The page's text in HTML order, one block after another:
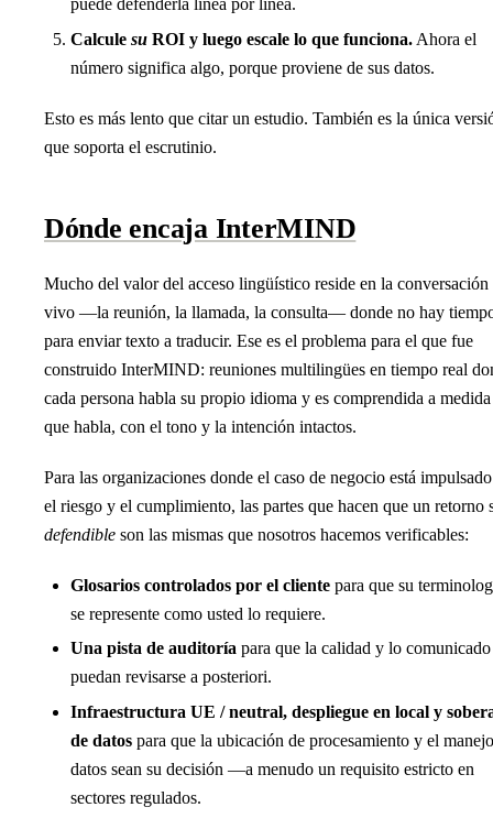
puede defenderla línea por línea.
Calcule su ROI y luego escale lo que funciona. Ahora el
número significa algo, porque proviene de sus datos.
Esto es más lento que citar un estudio. También es la única
que soporta el escrutinio.
Dónde encaja InterMIND
Mucho del valor del acceso lingüístico reside en la conversación
vivo —la reunión, la llamada, la consulta— donde no hay
para enviar texto a traducir. Ese es el problema para el que fue
construido InterMIND: reuniones multilingües en tiempo real
cada persona habla su propio idioma y es comprendida a medida
que habla, con el tono y la intención intactos.
Para las organizaciones donde el caso de negocio está
el riesgo y el cumplimiento, las partes que hacen que un retorno
defendible son las mismas que nosotros hacemos verificables:
Glosarios controlados por el cliente para que su
se represente como usted lo requiere.
Una pista de auditoría para que la calidad y lo comunicado
puedan revisarse a posteriori.
Infraestructura UE / neutral, despliegue en local y
de datos para que la ubicación de procesamiento y el
datos sean su decisión —a menudo un requisito estricto en
sectores regulados.